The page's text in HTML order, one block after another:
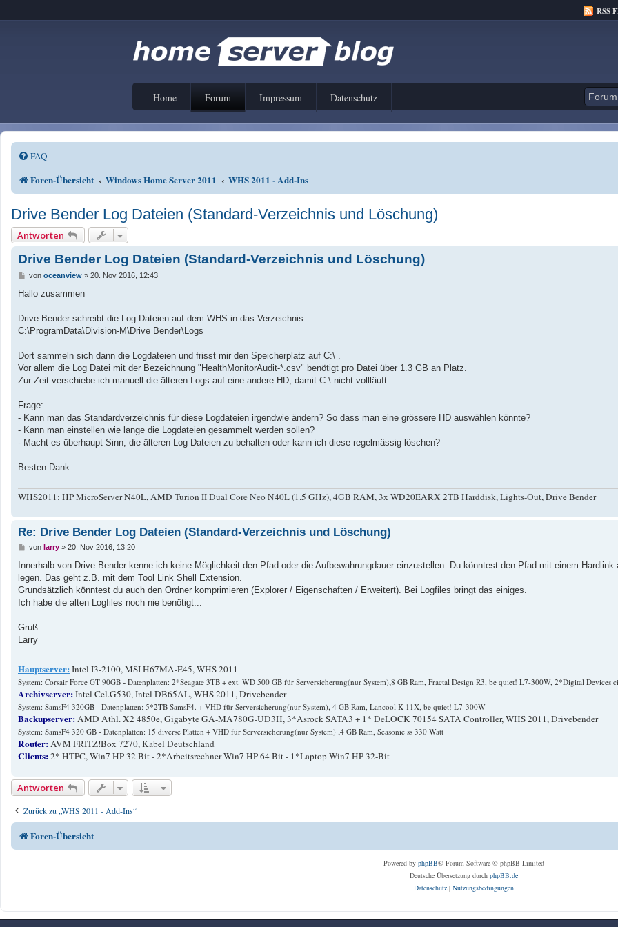
RSS
Home Forum Impressum Datenschutz
FAQ
Foren-Übersicht Windows Home Server 2011 WHS 2011 - Add-Ins
Drive Bender Log Dateien (Standard-Verzeichnis und Löschung)
Antworten
Drive Bender Log Dateien (Standard-Verzeichnis und Löschung)
B
i
a
von oceanview» 20. Nov 2016, 12:43
Hallo zusammen
Drive Bender schreibt die Log Dateien auf dem WHS in das Verzeichnis:
C:\ProgramData\Division-M\Drive Bender\Logs
Dort sammeln sich dann die Logdateien und frisst mir den Speicherplatz auf C:\ .
Vor allem die Log Datei mit der Bezeichnung "HealthMonitorAudit-*.csv" benötigt pro Datei über 1.3 GB an Platz.
Zur Zeit verschiebe ich manuell die älteren Logs auf eine andere HD, damit C:\ nicht vollläuft.
Frage:
- Kann man das Standardverzeichnis für diese Logdateien irgendwie ändern? So dass man eine grössere HD auswählen könnte?
- Kann man einstellen wie lange die Logdateien gesammelt werden sollen?
- Macht es überhaupt Sinn, die älteren Log Dateien zu behalten oder kann ich diese regelmässig löschen?
Besten Dank
WHS2011: HP MicroServer N40L, AMD Turion II Dual Core Neo N40L (1.5 GHz), 4GB RAM, 3x WD20EARX 2TB Harddisk, Lights-Out, Drive Bender
Re: Drive Bender Log Dateien (Standard-Verzeichnis und Löschung)
B
i
r
a
von larry» 20. Nov 2016, 13:20
Innerhalb von Drive Bender kenne ich keine Möglichkeit den Pfad oder die Aufbewahrungdauer einzustellen. Du könntest den Pfad mit einem Hardlink
legen. Das geht z.B. mit dem Tool Link Shell Extension.
Grundsätzlich könntest du auch den Ordner komprimieren (Explorer / Eigenschaften / Erweitert). Bei Logfiles bringt das einiges.
Ich habe die alten Logfiles noch nie benötigt...
Gruß
Larry
Hauptserver:Intel I3-2100, MSI H67MA-E45, WHS 2011
System: Corsair Force GT 90GB - Datenplatten: 2*Seagate 3TB + ext. WD 500 GB für Serversicherung(nur System),8 GB Ram, Fractal Design R3, be quiet! L7-300W, 2*Digital Devices
Archivserver:Intel Cel.G530, Intel DB65AL, WHS 2011, Drivebender
System: SamsF4 320GB - Datenplatten: 5*2TB SamsF4. + VHD für Serversicherung(nur System), 4 GB Ram, Lancool K-11X, be quiet! L7-300W
Backupserver:AMD Athl. X2 4850e, Gigabyte GA-MA780G-UD3H, 3*Asrock SATA3 + 1* DeLOCK 70154 SATA Controller, WHS 2011, Drivebender
System: SamsF4 320 GB - Datenplatten: 15 diverse Platten + VHD für Serversicherung(nur System) ,4 GB Ram, Seasonic ss 330 Watt
Router:AVM FRITZ!Box 7270, Kabel Deutschland
Clients:2* HTPC, Win7 HP 32 Bit - 2*Arbeitsrechner Win7 HP 64 Bit - 1*Laptop Win7 HP 32-Bit
Antworten
Zurück zu „WHS 2011 - Add-Ins“
Foren-Übersicht
Powered by phpBB® Forum Software © phpBB Limited
Deutsche Übersetzung durch phpBB.de
Datenschutz| Nutzungsbedingungen